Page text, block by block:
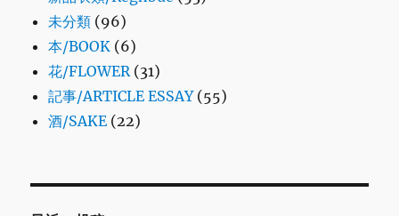
未分類 (96)
本/BOOK (6)
花/FLOWER (31)
記事/ARTICLE ESSAY(55)
酒/SAKE (22)